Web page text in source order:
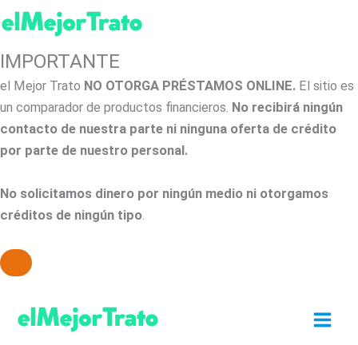
IMPORTANTE
el Mejor Trato NO OTORGA PRÉSTAMOS ONLINE. El sitio es
un comparador de productos financieros. No recibirá ningún
contacto de nuestra parte ni ninguna oferta de crédito
por parte de nuestro personal.
No solicitamos dinero por ningún medio ni otorgamos
créditos de ningún tipo.
contenido